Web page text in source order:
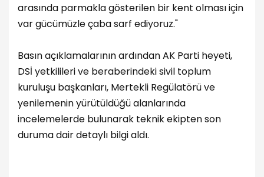
arasında parmakla gösterilen bir kent olması için
var gücümüzle çaba sarf ediyoruz."
Basın açıklamalarının ardından AK Parti heyeti,
DSİ yetkilileri ve beraberindeki sivil toplum
kuruluşu başkanları, Mertekli Regülatörü ve
yenilemenin yürütüldüğü alanlarında
incelemelerde bulunarak teknik ekipten son
duruma dair detaylı bilgi aldı.